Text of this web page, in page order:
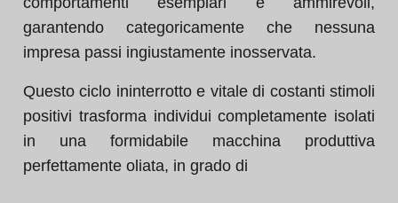
garantendo categoricamente che nessuna
impresa passi ingiustamente inosservata.
Questo ciclo ininterrotto e vitale di costanti stimoli
positivi trasforma individui completamente isolati
in una formidabile macchina produttiva
perfettamente oliata, in grado di